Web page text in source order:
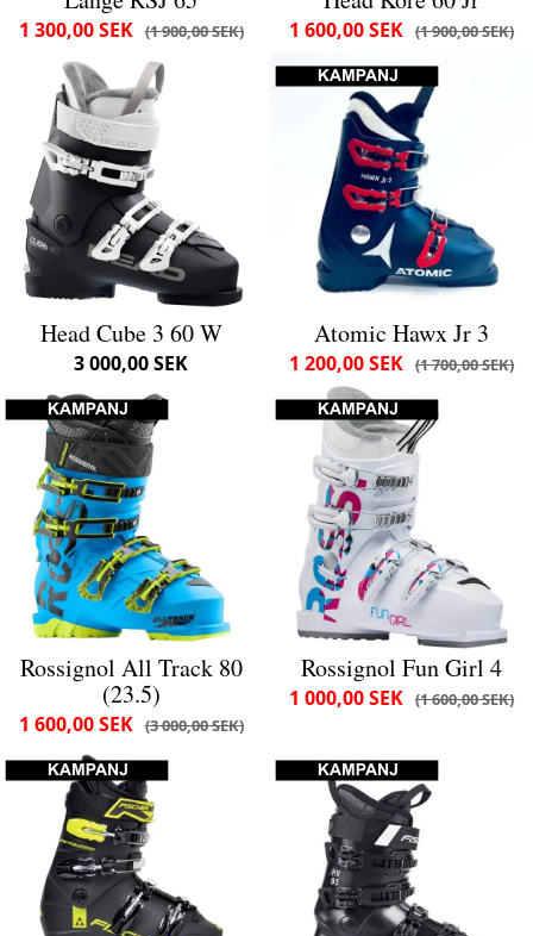
1 900,00 SEK
1 300,00 SEK 1 900,00 SEK
1 600,00 SEK
Head Cube 3 60 W
3 000,00 SEK
Atomic Hawx Jr 3
1 700,00 SEK
1 200,00 SEK
Rossignol All Track 80
(23.5)
3 000,00 SEK
1 600,00 SEK
Rossignol Fun Girl 4
1 600,00 SEK
1 000,00 SEK